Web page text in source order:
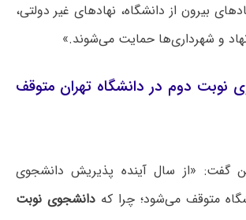
بیرون از دانشگاه، نهادهای غیر دولتی،
و شهرداری‌ها حمایت می‌شوند.»
نوبت دوم در دانشگاه تهران متوقف
گفت: «از سال آینده پذیریش دانشجوی
متوقف می‌شود؛ چرا کهدانشجوی نوبت